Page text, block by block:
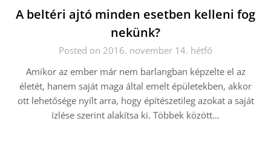
A beltéri ajtó minden esetben kelleni fog
nekünk?
Posted on 2016. november 14. hétfő
Amikor az ember már nem barlangban képzelte el az
életét, hanem saját maga által emelt épületekben, akkor
ott lehetősége nyílt arra, hogy építészetileg azokat a saját
ízlése szerint alakítsa ki. Többek között…